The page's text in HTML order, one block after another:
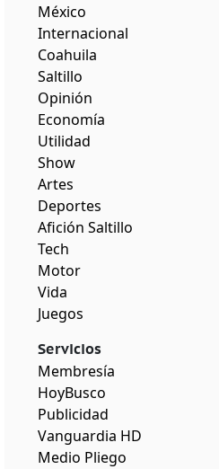
México
Internacional
Coahuila
Saltillo
Opinión
Economía
Utilidad
Show
Artes
Deportes
Afición Saltillo
Tech
Motor
Vida
Juegos
Servicios
Membresía
HoyBusco
Publicidad
Vanguardia HD
Medio Pliego